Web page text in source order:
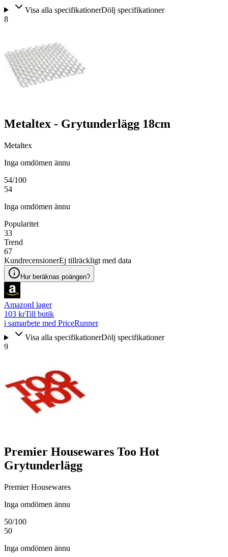
Visa alla specifikationerDölj specifikationer
8
Metaltex - Grytunderlägg 18cm
Metaltex
Inga omdömen ännu
54/100
54
Inga omdömen ännu
Popularitet
33
Trend
67
KundrecensionerEj tillräckligt med data
Hur beräknas poängen?
AmazonI lager
103 krTill butik
i samarbete med PriceRunner
Visa alla specifikationerDölj specifikationer
9
Premier Housewares Too Hot
Grytunderlägg
Premier Housewares
Inga omdömen ännu
50/100
50
Inga omdömen ännu